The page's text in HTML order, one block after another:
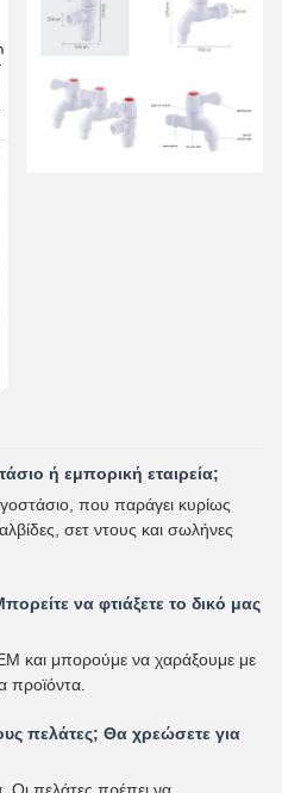
ή εμπορική εταιρεία;
που παράγει κυρίως
σετ ντους και σωλήνες
να φτιάξετε το δικό μας
και μπορούμε να χαράξουμε με
προϊόντα.
πελάτες; Θα χρεώσετε για